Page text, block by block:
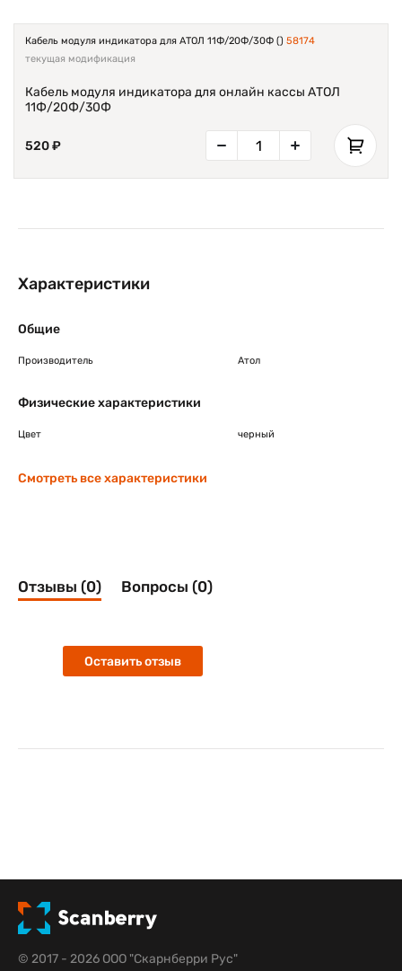
Кабель модуля индикатора для АТОЛ 11Ф/20Ф/30Ф () 58174
текущая модификация
Кабель модуля индикатора для онлайн кассы АТОЛ
11Ф/20Ф/30Ф
520 ₽
Характеристики
Общие
Производитель Атол
Физические характеристики
Цвет черный
Смотреть все характеристики
Отзывы (0) Вопросы (0)
Оставить отзыв
© 2017 - 2026 ООО "Скарнберри Рус"